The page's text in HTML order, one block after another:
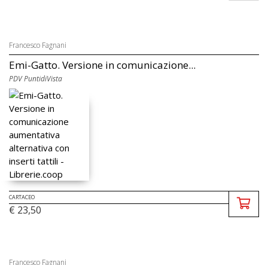
Francesco Fagnani
Emi-Gatto. Versione in comunicazione...
PDV PuntidiVista
CARTACEO
€ 23,50
Francesco Fagnani